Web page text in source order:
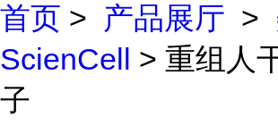
首页 > 产品展厅 >
ScienCell > 重组人
子